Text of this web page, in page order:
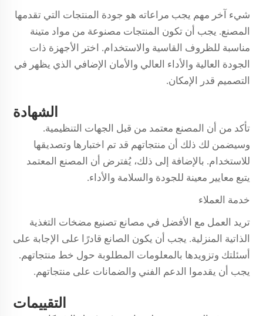
شيء آخر مهم يجب مراعاته هو جودة المنتجات التي تقدمها
المصنع. يجب أن تكون المنتجات مصنوعة من مواد متينة
مناسبة للظروف القاسية والاستخدام. اختر الأجهزة ذات
الجودة العالية والأداء العالي والأمان الإضافي الذي يظهر في
التصميم قدر الإمكان.
الشهادة
تأكد من أن المصنع معتمد من قبل الجهات التنظيمية.
وسيضمن لك ذلك أن منتجاتهم قد تم اختبارها وتصديقها
للاستخدام. بالإضافة إلى ذلك، يُفترض أن المصنع المعتمد
يتبع معايير معينة للجودة والسلامة والأداء.
خدمة العملاء
تريد العمل مع الأفضل في مصانع تصنيع مضخات التغذية
الذاتية المنزلية. يجب أن يكون الصانع قادرًا على الإجابة على
أسئلتك وتزويدها بالمعلومات المطلوبة حول خط منتجاتهم.
يجب أن يقدموا الدعم الفني والضمانات على منتجاتهم.
التقييمات